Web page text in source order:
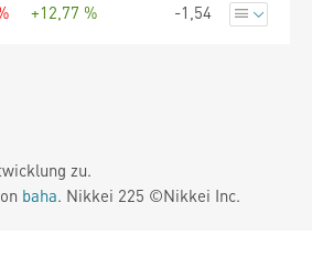
+12,77 % -1,54
zu.
baha. Nikkei 225 ©Nikkei Inc.